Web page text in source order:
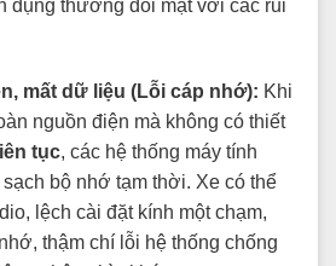
dụng thường đối mặt với các rủi
mất dữ liệu (Lỗi cáp nhớ): Khi
nguồn điện mà không có thiết
tục, các hệ thống máy tính
bộ nhớ tạm thời. Xe có thể
lệch cài đặt kính một chạm,
thậm chí lỗi hệ thống chống